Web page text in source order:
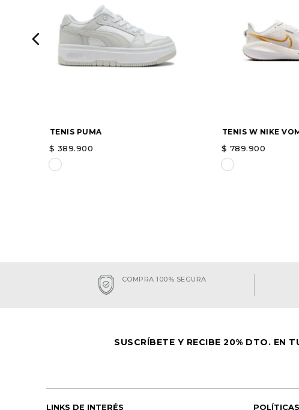
TENIS PUMA
$ 389.900
TENIS W NIKE
$ 789.900
COMPRA 100% SEGURA
SUSCRÍBETE Y RECIBE 20% DTO. EN
LINKS DE INTERÉS POLÍTICAS